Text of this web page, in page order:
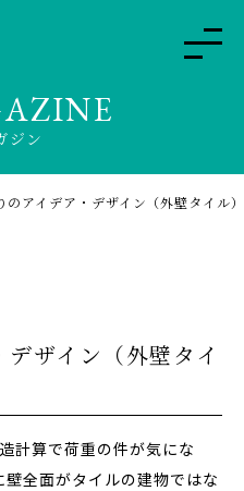
ジン
のアイデア・デザイン（外壁タイル）
ザイン（外壁タイ
計算で荷重の件が気にな
全面がタイルの建物ではな